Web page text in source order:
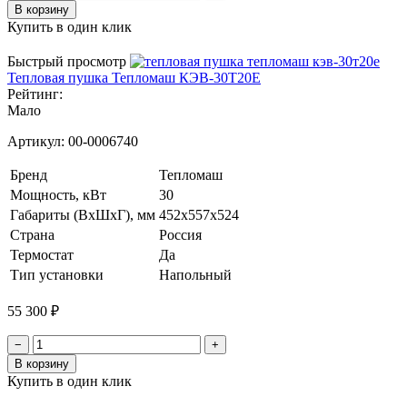
В корзину
Купить в один клик
Быстрый просмотр
Тепловая пушка Тепломаш КЭВ-30Т20Е
Рейтинг:
Мало
Артикул: 00-0006740
Бренд
Тепломаш
Мощность, кВт
30
Габариты (ВхШхГ), мм 452х557x524
Страна
Россия
Термостат
Да
Тип установки
Напольный
55 300 ₽
−
+
В корзину
Купить в один клик